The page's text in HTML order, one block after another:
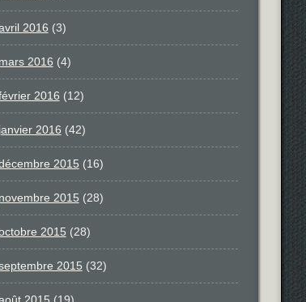
2016 (3)
mars 2016 (4)
2016 (12)
janvier 2016 (42)
2015(16)
novembre 2015(28)
2015(28)
2015(32)
2015(19)